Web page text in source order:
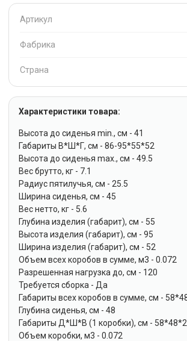
Артикул
Фабрика
Страна
Характеристики товара:
Высота до сиденья min., см - 41
Габариты В*Ш*Г, см - 86-95*55*52
Высота до сиденья max., см - 49.5
Вес брутто, кг - 7.1
Радиус пятилучья, см - 25.5
Ширина сиденья, см - 45
Вес нетто, кг - 5.6
Глубина изделия (габарит), см - 55
Высота изделия (габарит), см - 95
Ширина изделия (габарит), см - 52
Объем всех коробов в сумме, м3 - 0.072
Разрешенная нагрузка до, см - 120
Требуется сборка - Да
Габариты всех коробов в сумме, см -
Глубина сиденья, см - 48
Габариты Д*Ш*В (1 коробки), см -
Объем коробки, м3 - 0.072